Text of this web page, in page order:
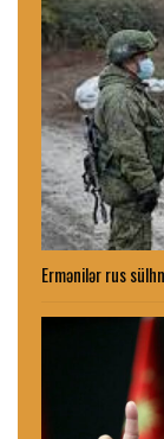
Ermənilər rus